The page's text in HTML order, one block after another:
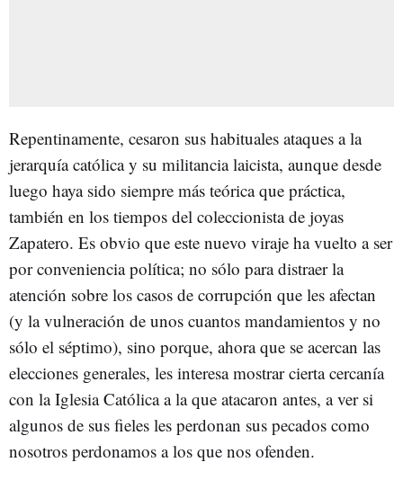
Repentinamente, cesaron sus habituales ataques a la
jerarquía católica y su militancia laicista, aunque desde
luego haya sido siempre más teórica que práctica,
también en los tiempos del coleccionista de joyas
Zapatero. Es obvio que este nuevo viraje ha vuelto a ser
por conveniencia política; no sólo para distraer la
atención sobre los casos de corrupción que les afectan
(y la vulneración de unos cuantos mandamientos y no
sólo el séptimo), sino porque, ahora que se acercan las
elecciones generales, les interesa mostrar cierta cercanía
con la Iglesia Católica a la que atacaron antes, a ver si
algunos de sus fieles les perdonan sus pecados como
nosotros perdonamos a los que nos ofenden.